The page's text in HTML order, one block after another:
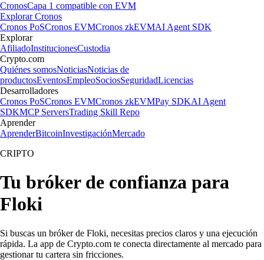
CronosCapa 1 compatible con EVM
Explorar Cronos
Cronos PoSCronos EVMCronos zkEVMAI Agent SDK
Explorar
AfiliadoInstitucionesCustodia
Crypto.com
Quiénes somosNoticiasNoticias de
productosEventosEmpleoSociosSeguridadLicencias
Desarrolladores
Cronos PoSCronos EVMCronos zkEVMPay SDKAI Agent
SDKMCP ServersTrading Skill Repo
Aprender
AprenderBitcoinInvestigaciónMercado
CRIPTO
Tu bróker de confianza para
Floki
Si buscas un bróker de Floki, necesitas precios claros y una ejecución
rápida. La app de Crypto.com te conecta directamente al mercado para
gestionar tu cartera sin fricciones.